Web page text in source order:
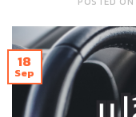
18
Sep